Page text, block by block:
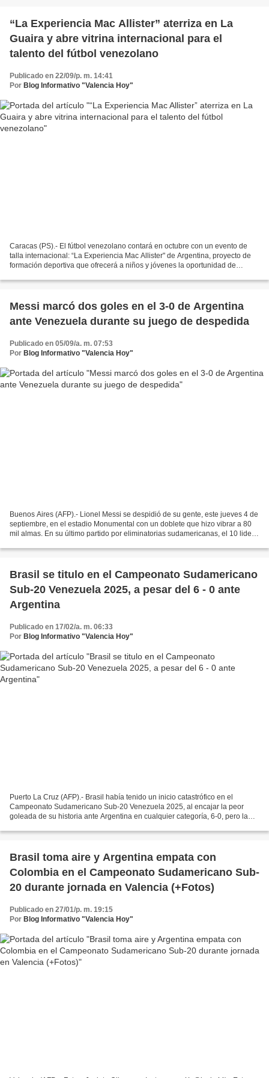
“La Experiencia Mac Allister” aterriza en La
Guaira y abre vitrina internacional para el
talento del fútbol venezolano
Publicado en 22/09/p. m. 14:41
Por Blog Informativo "Valencia Hoy"
Caracas (PS).- El fútbol venezolano contará en octubre con un evento de
talla internacional: “La Experiencia Mac Allister" de Argentina, proyecto de
formación deportiva que ofrecerá a niños y jóvenes la oportunidad de
Messi marcó dos goles en el 3-0 de Argentina
ante Venezuela durante su juego de despedida
Publicado en 05/09/a. m. 07:53
Por Blog Informativo "Valencia Hoy"
Buenos Aires (AFP).- Lionel Messi se despidió de su gente, este jueves 4 de
septiembre, en el estadio Monumental con un doblete que hizo vibrar a 80
mil almas. En su último partido por eliminatorias sudamericanas, el 10 lideró
Brasil se titulo en el Campeonato Sudamericano
Sub-20 Venezuela 2025, a pesar del 6 - 0 ante
Argentina
Publicado en 17/02/a. m. 06:33
Por Blog Informativo "Valencia Hoy"
Puerto La Cruz (AFP).- Brasil había tenido un inicio catastrófico en el
Campeonato Sudamericano Sub-20 Venezuela 2025, al encajar la peor
goleada de su historia ante Argentina en cualquier categoría, 6-0, pero la
Brasil toma aire y Argentina empata con
Colombia en el Campeonato Sudamericano Sub-
20 durante jornada en Valencia (+Fotos)
Publicado en 27/01/p. m. 19:15
Por Blog Informativo "Valencia Hoy"